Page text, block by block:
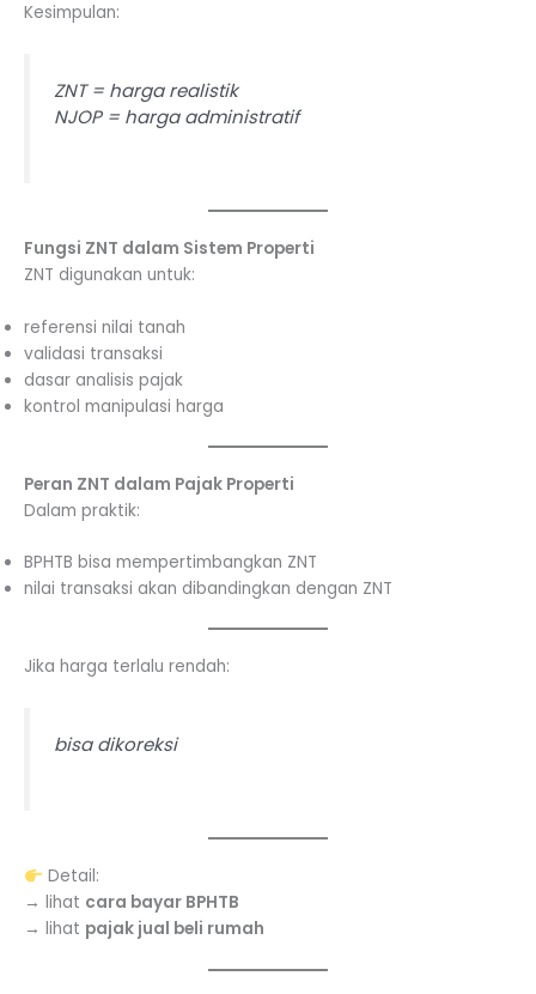
Kesimpulan:
ZNT = harga realistik
NJOP = harga administratif
Fungsi ZNT dalam Sistem Properti
ZNT digunakan untuk:
referensi nilai tanah
validasi transaksi
dasar analisis pajak
kontrol manipulasi harga
Peran ZNT dalam Pajak Properti
Dalam praktik:
BPHTB bisa mempertimbangkan ZNT
nilai transaksi akan dibandingkan dengan ZNT
Jika harga terlalu rendah:
bisa dikoreksi
Detail:
→ lihat cara bayar BPHTB
→ lihat pajak jual beli rumah